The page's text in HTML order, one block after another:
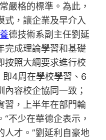
嚴格的標準。為此，
式，讓企業及早介入
德技術系副主任劉延
完成理論學習和基礎
按照大綱要求進行校
即4周在學校學習、6
容校企協同一致；
習，上半年在部門輪
不少在華德企表示，
人才。”劉延利自豪地